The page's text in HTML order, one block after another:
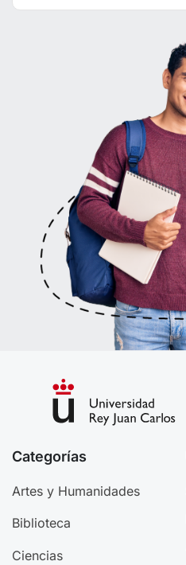
Categorías
Artes y Humanidades
Biblioteca
Ciencias